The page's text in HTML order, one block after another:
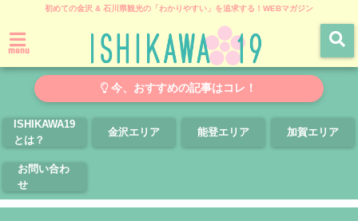
初めての金沢 & 石川県観光の「わかりやすい」を追求する！WEBマガジン
menu
今、おすすめの記事はコレ！
ISHIKAWA19
とは？
金沢エリア 能登エリア 加賀エリア
お問い合わ
せ